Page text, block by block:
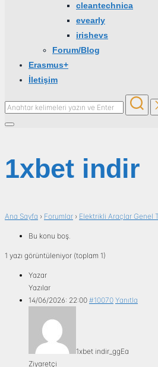
cleantechnica
evearly
irishevs
Forum/Blog
Erasmus+
İletişim
1xbet indir
Ana Sayfa › Forumlar › Elektrikli Araçlar Genel
Bu konu boş.
1 yazı görüntüleniyor (toplam 1)
Yazar
Yazılar
14/06/2026: 22:00 #10070 Yanıtla
1xbet indir_ggEa
Ziyaretçi